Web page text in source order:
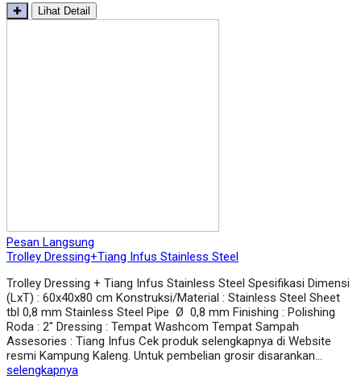
✚ Lihat Detail
Pesan Langsung
Trolley Dressing+Tiang Infus Stainless Steel
Trolley Dressing + Tiang Infus Stainless Steel Spesifikasi Dimensi
(LxT) : 60x40x80 cm Konstruksi/Material : Stainless Steel Sheet
tbl 0,8 mm Stainless Steel Pipe Ø 0,8 mm Finishing : Polishing
Roda : 2″ Dressing : Tempat Washcom Tempat Sampah
Assesories : Tiang Infus Cek produk selengkapnya di Website
resmi Kampung Kaleng. Untuk pembelian grosir disarankan…
selengkapnya